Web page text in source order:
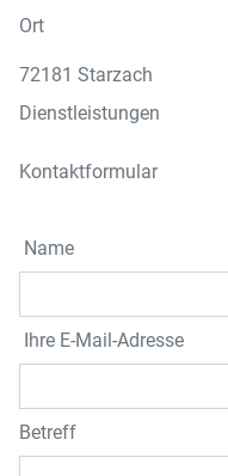
Ort
72181 Starzach
Dienstleistungen
Kontaktformular
Name
Ihre E-Mail-Adresse
Betreff